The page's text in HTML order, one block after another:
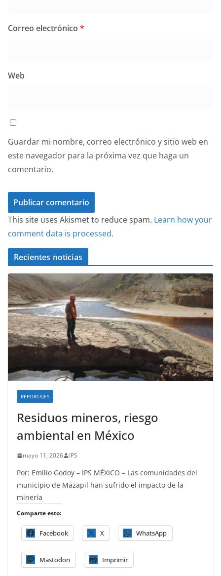
Correo electrónico *
Web
Guardar mi nombre, correo electrónico y sitio web en
este navegador para la próxima vez que haga un
comentario.
This site uses Akismet to reduce spam. Learn how your
comment data is processed.
Recientes noticias
REPORTAJES
Residuos mineros, riesgo
ambiental en México
mayo 11, 2026 IPS
Por: Emilio Godoy – IPS MÉXICO – Las comunidades del
municipio de Mazapil han sufrido el impacto de la
minería
Comparte esto:
Facebook X WhatsApp
Mastodon Imprimir